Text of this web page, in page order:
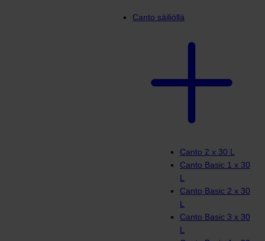
Canto säiliöllä
Canto 2 x 30 L
Canto Basic 1 x 30
L
Canto Basic 2 x 30
L
Canto Basic 3 x 30
L